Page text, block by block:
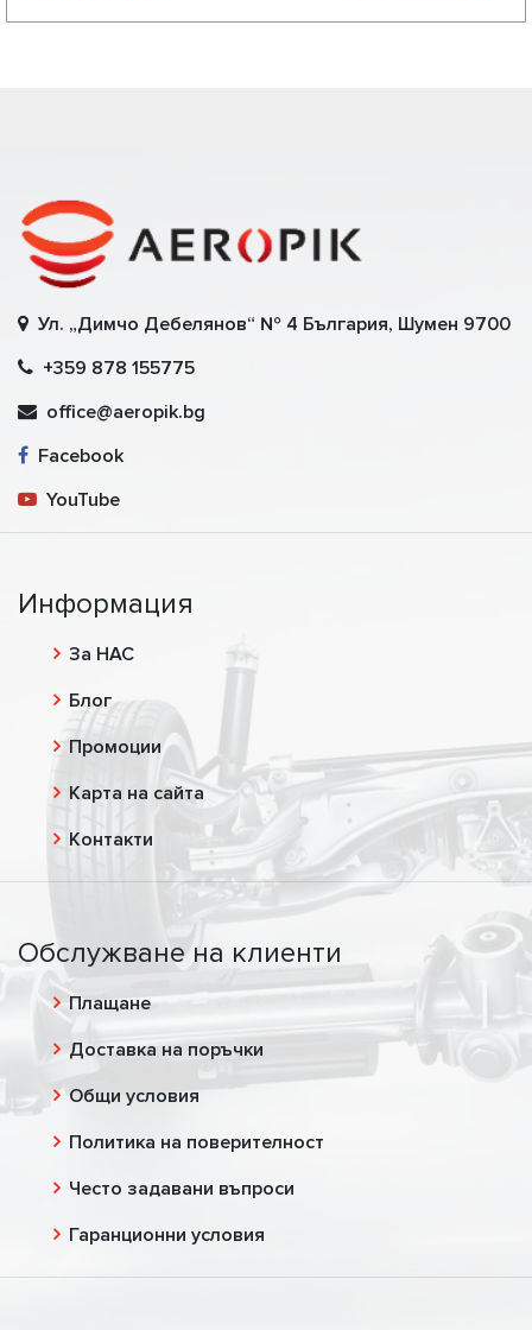
Ул. „Димчо Дебелянов“ № 4 България, Шумен 9700
+359 878 155775
office@aeropik.bg
Facebook
YouTube
Информация
За НАС
Блог
Промоции
Карта на сайта
Контакти
Обслужване на клиенти
Плащане
Доставка на поръчки
Общи условия
Политика на поверителност
Често задавани въпроси
Гаранционни условия